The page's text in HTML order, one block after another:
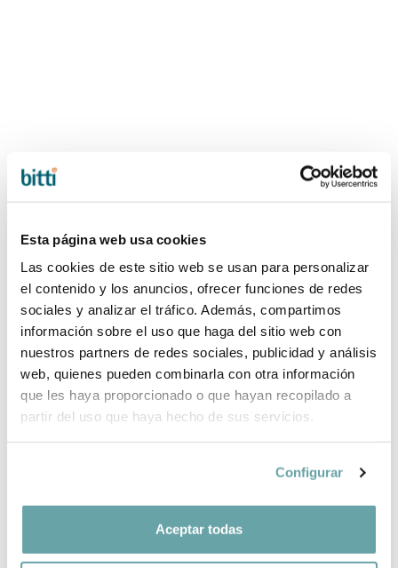
Esta página web usa cookies
Las cookies de este sitio web se usan para personalizar
el contenido y los anuncios, ofrecer funciones de redes
sociales y analizar el tráfico. Además, compartimos
información sobre el uso que haga del sitio web con
nuestros partners de redes sociales, publicidad y análisis
web, quienes pueden combinarla con otra información
que les haya proporcionado o que hayan recopilado a
partir del uso que haya hecho de sus servicios.
Configurar
Aceptar todas
BESAFE GO BEYOND² BLACK CAB CAR SEAT